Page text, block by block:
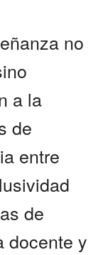
no
a la
de
entre
de
docente y